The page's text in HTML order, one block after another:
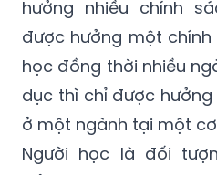
truy lĩnh trong kỳ cấp
Trường hợp người học
hưởng nhiều chính
được hưởng một
học đồng thời nhiều
dục thì chỉ được